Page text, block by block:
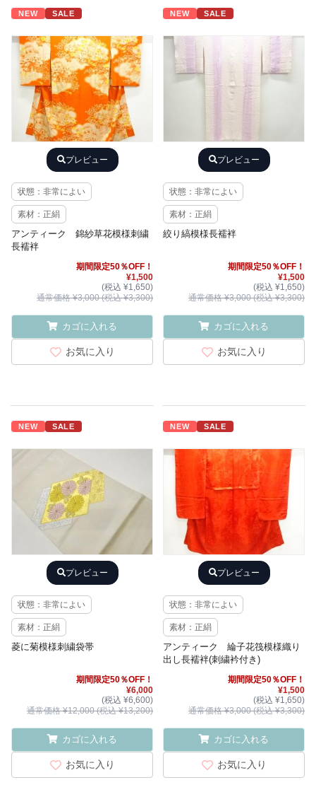
NEW SALE
プレビュー
状態：非常によい
素材：正絹
アンティーク 錦紗草花模様刺繍
長襦袢
期間限定50％OFF！
¥1,500
(税込 ¥1,650)
通常価格 ¥3,000 (税込 ¥3,300)
カゴに入れる
お気に入り
NEW SALE
プレビュー
状態：非常によい
素材：正絹
絞り縞模様長襦袢
期間限定50％OFF！
¥1,500
(税込 ¥1,650)
通常価格 ¥3,000 (税込 ¥3,300)
カゴに入れる
お気に入り
NEW SALE
プレビュー
状態：非常によい
素材：正絹
菱に菊模様刺繍袋帯
期間限定50％OFF！
¥6,000
(税込 ¥6,600)
通常価格 ¥12,000 (税込 ¥13,200)
カゴに入れる
お気に入り
NEW SALE
プレビュー
状態：非常によい
素材：正絹
アンティーク 綸子花筏模様織り
出し長襦袢(刺繍衿付き)
期間限定50％OFF！
¥1,500
(税込 ¥1,650)
通常価格 ¥3,000 (税込 ¥3,300)
カゴに入れる
お気に入り